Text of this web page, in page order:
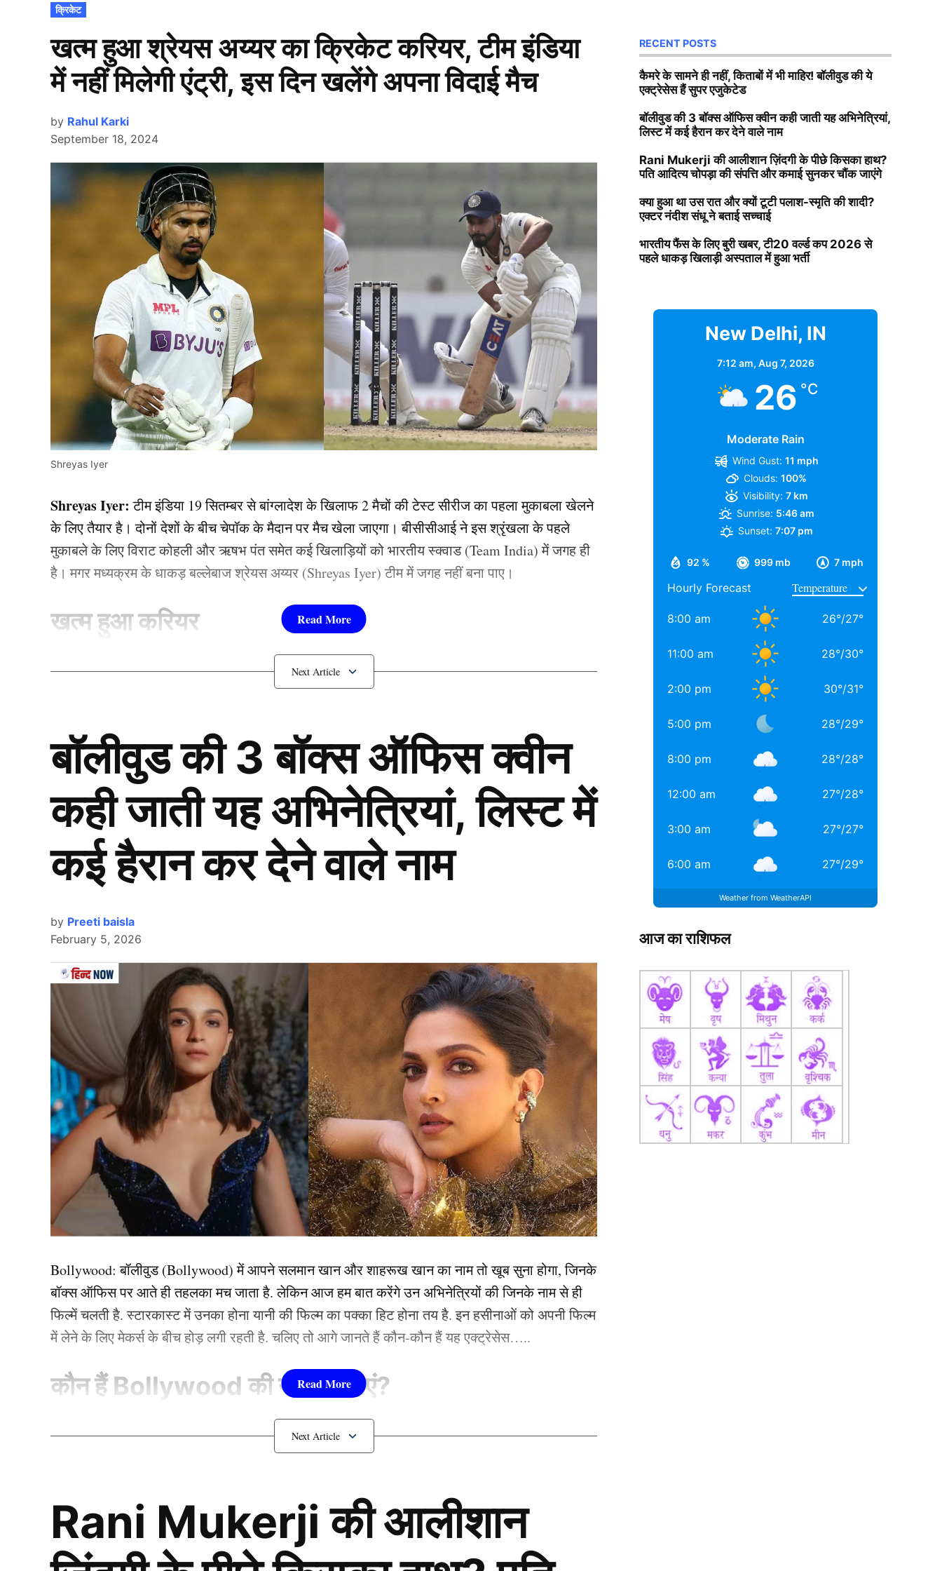
POSTED
IN
क्रिकेट
खत्म हुआ श्रेयस अय्यर का क्रिकेट करियर, टीम इंडिया
में नहीं मिलेगी एंट्री, इस दिन खलेंगे अपना विदाई मैच
by Rahul Karki
September 18, 2024
Shreyas Iyer
Shreyas Iyer: टीम इंडिया 19 सितम्बर से बांग्लादेश के खिलाफ 2 मैचों की टेस्ट सीरीज का पहला मुकाबला खेलने
के लिए तैयार है। दोनों देशों के बीच चेपॉक के मैदान पर मैच खेला जाएगा। बीसीसीआई ने इस श्रृंखला के पहले
मुकाबले के लिए विराट कोहली और ऋषभ पंत समेत कई खिलाड़ियों को भारतीय स्क्वाड (Team India) में जगह ही
है। मगर मध्यक्रम के धाकड़ बल्लेबाज श्रेयस अय्यर (Shreyas Iyer) टीम में जगह नहीं बना पाए।
खत्म हुआ करियर
Shreyas Iyer
29 साल के श्रेयस अय्यर (Shreyas Iyer) ने इंग्लैंड के खिलाफ घरेलू टेस्ट सीरीज के पहले दो मुकाबलों में बेहद
खराब प्रदर्शन दिखाया था। इसके बाद वे चोटिल हो गए और फिर उन्हें स्क्वाड से ही ड्रॉप कर दिया गया। इसके
बाद उम्मीद थी कि दिलीप ट्रॉफी में अच्छा प्रदर्शन दिखाकर श्रेयस बांग्लादेश के खिलाफ सीरीज के लिए स्क्वाड में
जगह हासिल कर लेंगे, लेकिन ऐसा नहीं हुआ। अय्यर अब दिलीप ट्रॉफी के अब तक खेले दो मुकाबलों में अभी छाप
नहीं छोड़ सके हैं।
यह भी पढ़ें :लखनऊ छोड़ेंगे केएल राहुल, आईपीएल 2025 में RCB में होंगे शामिल, खुद दिया चौंकाने वाला बयान
इस दिन लेंगे सन्यांस
बॉलीवुड की 3 बॉक्स ऑफिस क्वीन
कही जाती यह अभिनेत्रियां, लिस्ट में
कई हैरान कर देने वाले नाम
by Preeti baisla
February 5, 2026
Bollywood:बॉलीवुड (Bollywood)में आपने सलमान खान और शाहरूख खान का नाम तो खूब सुना होगा, जिनके
बॉक्स ऑफिस पर आते ही तहलका मच जाता है. लेकिन आज हम बात करेंगे उन अभिनेत्रियों की जिनके नाम से ही
फिल्में चलती है. स्टारकास्ट में उनका होना यानी की फिल्म का पक्का हिट होना तय है. इन हसीनाओं को अपनी फिल्म
में लेने के लिए मेकर्स के बीच होड़ लगी रहती है. चलिए तो आगे जानते हैं कौन-कौन हैं यह एक्ट्रेसेस…..
कौन हैंBollywood की यह हसीनाएं?
1.दीपिका पादुकोण ( Deepika Padukone)
जाता है. दीपिका ने इंडस्ट्री को कई हिट फिल्में दी है. एक्ट्रेस ने अपने करियर की शुरूआत ‘ओम शांति ओम’
(2007) से की थी. इसके बाद उन्होंने कभी पीछे मुड़ कर नहीं देखा. दीपिका अब तक ‘ये जवानी है दीवानी’, ‘चेन्नई
एक्सप्रेस’, ‘पद्मावत’, ‘बाजीराव मस्तानी’, और ‘पिकू’ जैसी कई ब्लॉकबस्टर फिल्में दे चुकी हैं. उनकी लोकप्रिय
Rani Mukerji की आलीशान
RECENT POSTS
कैमरे के सामने ही नहीं, किताबों में भी माहिर! बॉलीवुड की ये
एक्ट्रेसेस हैं सुपर एजुकेटेड
बॉलीवुड की 3 बॉक्स ऑफिस क्वीन कही जाती यह अभिनेत्रियां,
लिस्ट में कई हैरान कर देने वाले नाम
Rani Mukerji की आलीशान ज़िंदगी के पीछे किसका हाथ?
पति आदित्य चोपड़ा की संपत्ति और कमाई सुनकर चौंक जाएंगे
क्या हुआ था उस रात और क्यों टूटी पलाश-स्मृति की शादी?
एक्टर नंदीश संधू ने बताई सच्चाई
भारतीय फैंस के लिए बुरी खबर, टी20 वर्ल्ड कप 2026 से
पहले धाकड़ खिलाड़ी अस्पताल में हुआ भर्ती
New Delhi, IN
7:12 am, Aug 7, 2026
26 °C
Moderate Rain
92 % 999 mb 7 mph
Wind Gust: 11 mph
Clouds: 100%
Visibility: 7 km
Sunrise: 5:46 am
Sunset: 7:07 pm
Hourly Forecast
8:00 am 26°/27°
11:00 am 28°/30°
2:00 pm 30°/31°
5:00 pm 28°/29°
8:00 pm 28°/28°
12:00 am 27°/28°
3:00 am 27°/27°
6:00 am 27°/29°
Weather from WeatherAPI
आज का राशिफल